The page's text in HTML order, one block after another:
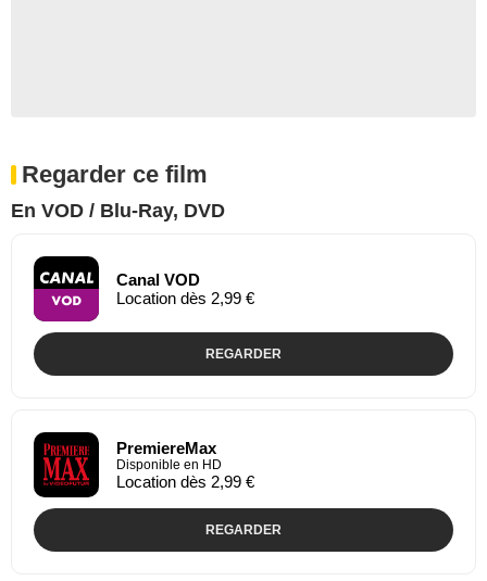
Regarder ce film
En VOD / Blu-Ray, DVD
Canal VOD
Location dès 2,99 €
REGARDER
PremiereMax
Disponible en HD
Location dès 2,99 €
REGARDER